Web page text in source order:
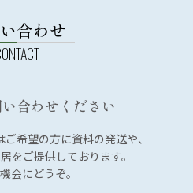
合わせ
合わせください
ご希望の方に資料の発送や、
をご提供しております。
会にどうぞ。